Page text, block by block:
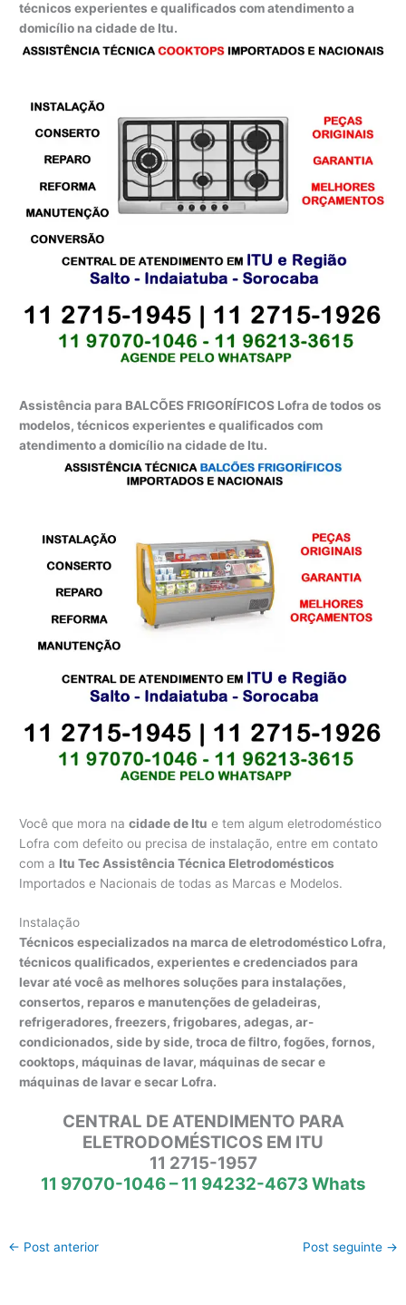
técnicos experientes e qualificados com atendimento a
domicílio na cidade de Itu.
Assistência para BALCÕES FRIGORÍFICOS Lofra de todos os
modelos, técnicos experientes e qualificados com
atendimento a domicílio na cidade de Itu.
Você que mora nacidade de Itu e tem algum eletrodoméstico
Lofra com defeito ou precisa de instalação, entre em contato
com a Itu Tec Assistência Técnica Eletrodomésticos
Importados e Nacionais de todas as Marcas e Modelos.
Instalação
Técnicos especializados na marca de eletrodoméstico Lofra,
técnicos qualificados, experientes e credenciados para
levar até você as melhores soluções para instalações,
consertos, reparos e manutenções de geladeiras,
refrigeradores, freezers, frigobares, adegas, ar-
condicionados, side by side, troca de filtro, fogões, fornos,
cooktops, máquinas de lavar, máquinas de secar e
máquinas de lavar e secar Lofra.
CENTRAL DE ATENDIMENTO PARA
ELETRODOMÉSTICOS EM ITU
11 2715-1957
11 97070-1046 – 11 94232-4673 Whats
← Post anterior Post seguinte →